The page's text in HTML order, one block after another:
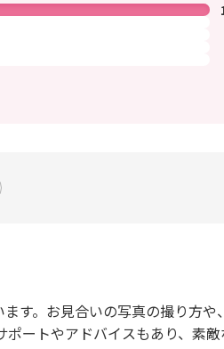
す。お見合いの写真の撮り方
ートやアドバイスもあり、素敵